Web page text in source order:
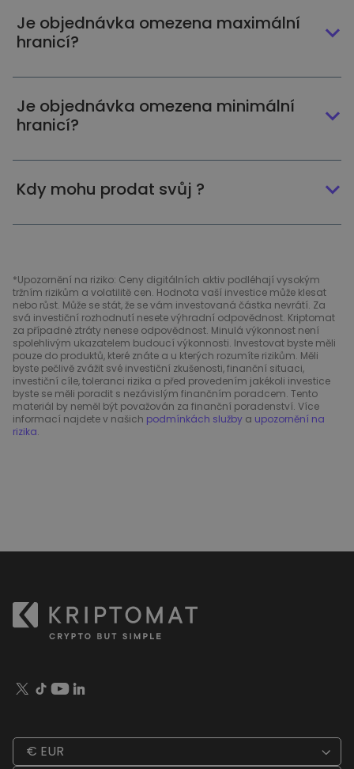
Je objednávka omezena maximální
hranicí?
Je objednávka omezena minimální
hranicí?
Kdy mohu prodat svůj ?
*Upozornění na riziko: Ceny digitálních aktiv podléhají vysokým
tržním rizikům a volatilitě cen. Hodnota vaší investice může klesat
nebo růst. Může se stát, že se vám investovaná částka nevrátí. Za
svá investiční rozhodnutí nesete výhradní odpovědnost. Kriptomat
za případné ztráty nenese odpovědnost. Minulá výkonnost není
spolehlivým ukazatelem budoucí výkonnosti. Investovat byste měli
pouze do produktů, které znáte a u kterých rozumíte rizikům. Měli
byste pečlivě zvážit své investiční zkušenosti, finanční situaci,
investiční cíle, toleranci rizika a před provedením jakékoli investice
byste se měli poradit s nezávislým finančním poradcem. Tento
materiál by neměl být považován za finanční poradenství. Více
informací najdete v našich podmínkách služby a upozornění na
rizika.
€ EUR